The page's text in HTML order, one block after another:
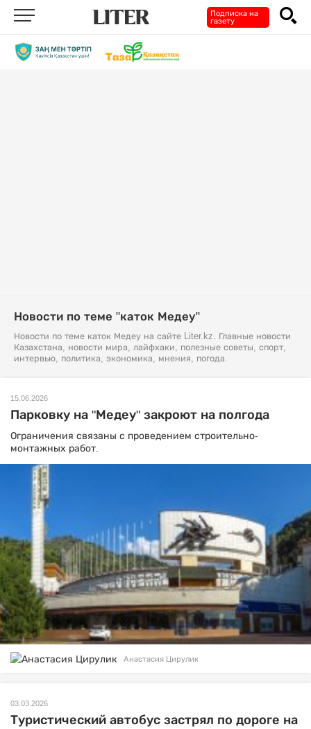
Подписка на
газету
Новости по теме "каток Медеу"
Новости по теме каток Медеу на сайте Liter.kz. Главные новости
Казахстана, новости мира, лайфхаки, полезные советы, спорт,
интервью, политика, экономика, мнения, погода.
15.06.2026
Парковку на "Медеу" закроют на полгода
Ограничения связаны с проведением строительно-
монтажных работ.
Анастасия Цирулик
03.03.2026
Туристический автобус застрял по дороге на